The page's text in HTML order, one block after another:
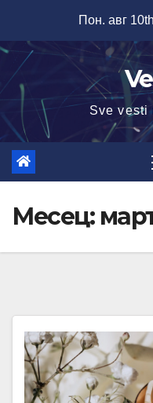
content
Пон. авг
Sve vesti
Месец: